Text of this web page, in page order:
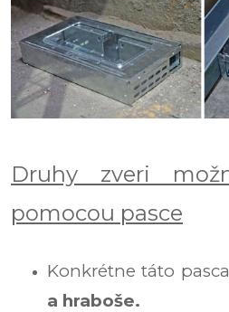
Druhy zveri
pomocou pasce
Konkrétne táto
a hraboše.